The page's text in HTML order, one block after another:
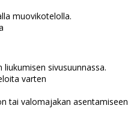
muovikotelolla.
sivusuunnassa.
varten
tai valomajakan asentamiseen